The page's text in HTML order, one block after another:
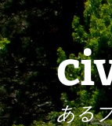
ある